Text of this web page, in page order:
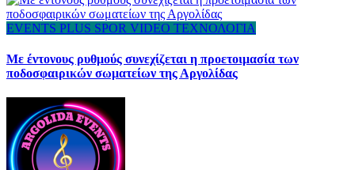
EVENTS PLUS SPOR VIDEO ΤΕΧΝΟΛΟΓΙΑ
Με έντονους ρυθμούς συνεχίζεται η προετοιμασία των
ποδοσφαιρικών σωματείων της Αργολίδας